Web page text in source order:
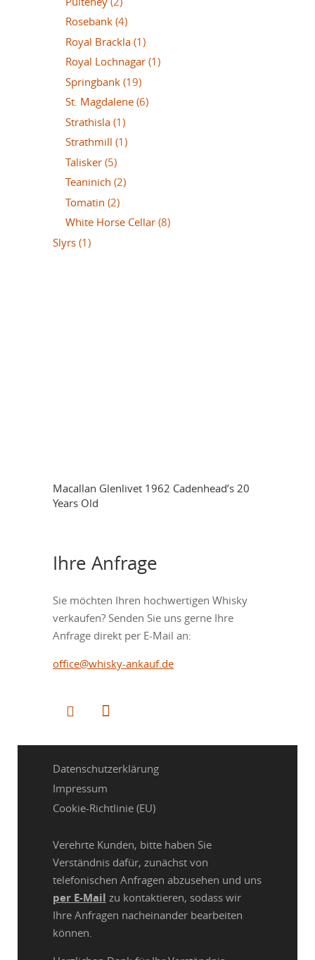
Rosebank (4)
Royal Brackla (1)
Royal Lochnagar (1)
Springbank (19)
St. Magdalene (6)
Strathisla (1)
Strathmill (1)
Talisker (5)
Teaninich (2)
Tomatin (2)
White Horse Cellar (8)
Slyrs (1)
Macallan Glenlivet 1962 Cadenhead’s 20
Years Old
Ihre Anfrage
Sie möchten Ihren hochwertigen Whisky
verkaufen? Senden Sie uns gerne Ihre
Anfrage direkt per E-Mail an:
office@whisky-ankauf.de
Datenschutzerklärung
Impressum
Cookie-Richtlinie (EU)
Verehrte Kunden, bitte haben Sie
Verständnis dafür, zunächst von
telefonischen Anfragen abzusehen und uns
per E-Mail zu kontaktieren, sodass wir
Ihre Anfragen nacheinander bearbeiten
können.